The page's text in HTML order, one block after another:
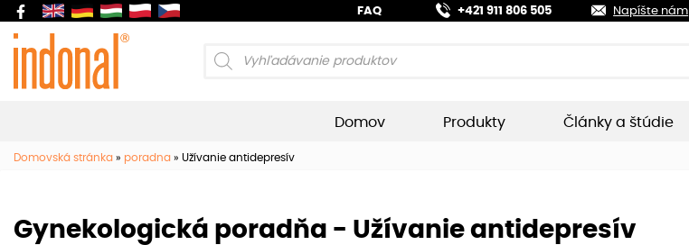
FAQ +421 911 806 505 Napíšte nám
Products
Domov Produkty Články a štúdie
Domovská stránka » poradna » Užívanie antidepresív
Gynekologická poradňa - Užívanie antidepresív